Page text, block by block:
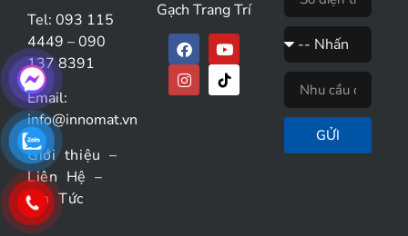
Tel: 093 115
4449 – 090
137 8391
Email:
info@innomat.vn
Giới thiệu –
Liên Hệ –
Tin Tức
Gạch Trang Trí
GỬI